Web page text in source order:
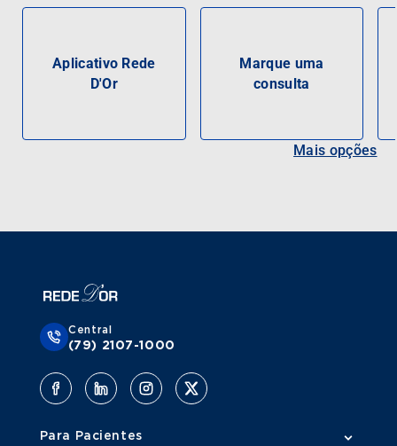
Aplicativo Rede
D'Or
Marque uma
consulta
Mais opções
Central
(79) 2107-1000
Para Pacientes